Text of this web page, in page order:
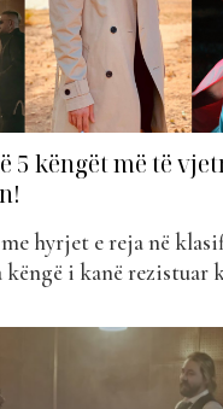
5 këngët më të
hyrjet e reja në
këngë i kanë rezistuar
mira shqiptare, të
projekte po flasim?